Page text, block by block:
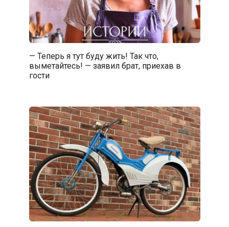
— Теперь я тут буду жить! Так что,
выметайтесь! — заявил брат, приехав в
гости